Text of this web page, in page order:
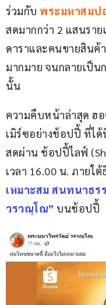
ร่วมกับ พระมหาสมป
สดมากกว่า 2 แสนราย
ดาราและคนขายสินค้
มากมาย จนกลายเป็น
นั้น
ความคืบหน้าล่าสุด ฮ
เมิร์ซอย่างช้อปปี้ ที่ไ
สดผ่าน ช้อปปี้ไลฟ์
เวลา 16.00 น. ภายใต้
เหมาะสม สนทนาธร
วรวณฺโณ” บนช้อปปี้